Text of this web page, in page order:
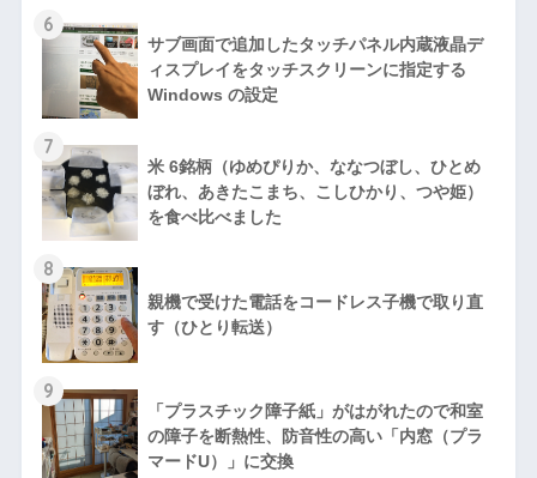
6
サブ画面で追加したタッチパネル内蔵液晶デ
ィスプレイをタッチスクリーンに指定する
Windows の設定
7
米 6銘柄（ゆめぴりか、ななつぼし、ひとめ
ぼれ、あきたこまち、こしひかり、つや姫）
を食べ比べました
8
親機で受けた電話をコードレス子機で取り直
す（ひとり転送）
9
「プラスチック障子紙」がはがれたので和室
の障子を断熱性、防音性の高い「内窓（プラ
マードU）」に交換